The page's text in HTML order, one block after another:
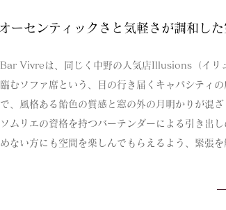
オーセンティックさと気軽さが調和し
Bar Vivreは、同じく中野の人気店Illusions（イリ
臨むソファ席という、目の行き届くキャパシティ
で、風格ある飴色の質感と窓の外の月明かりが混
ソムリエの資格を持つバーテンダーによる引き出
めない方にも空間を楽しんでもらえるよう、緊張